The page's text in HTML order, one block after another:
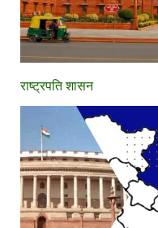
राष्ट्रपति शासन